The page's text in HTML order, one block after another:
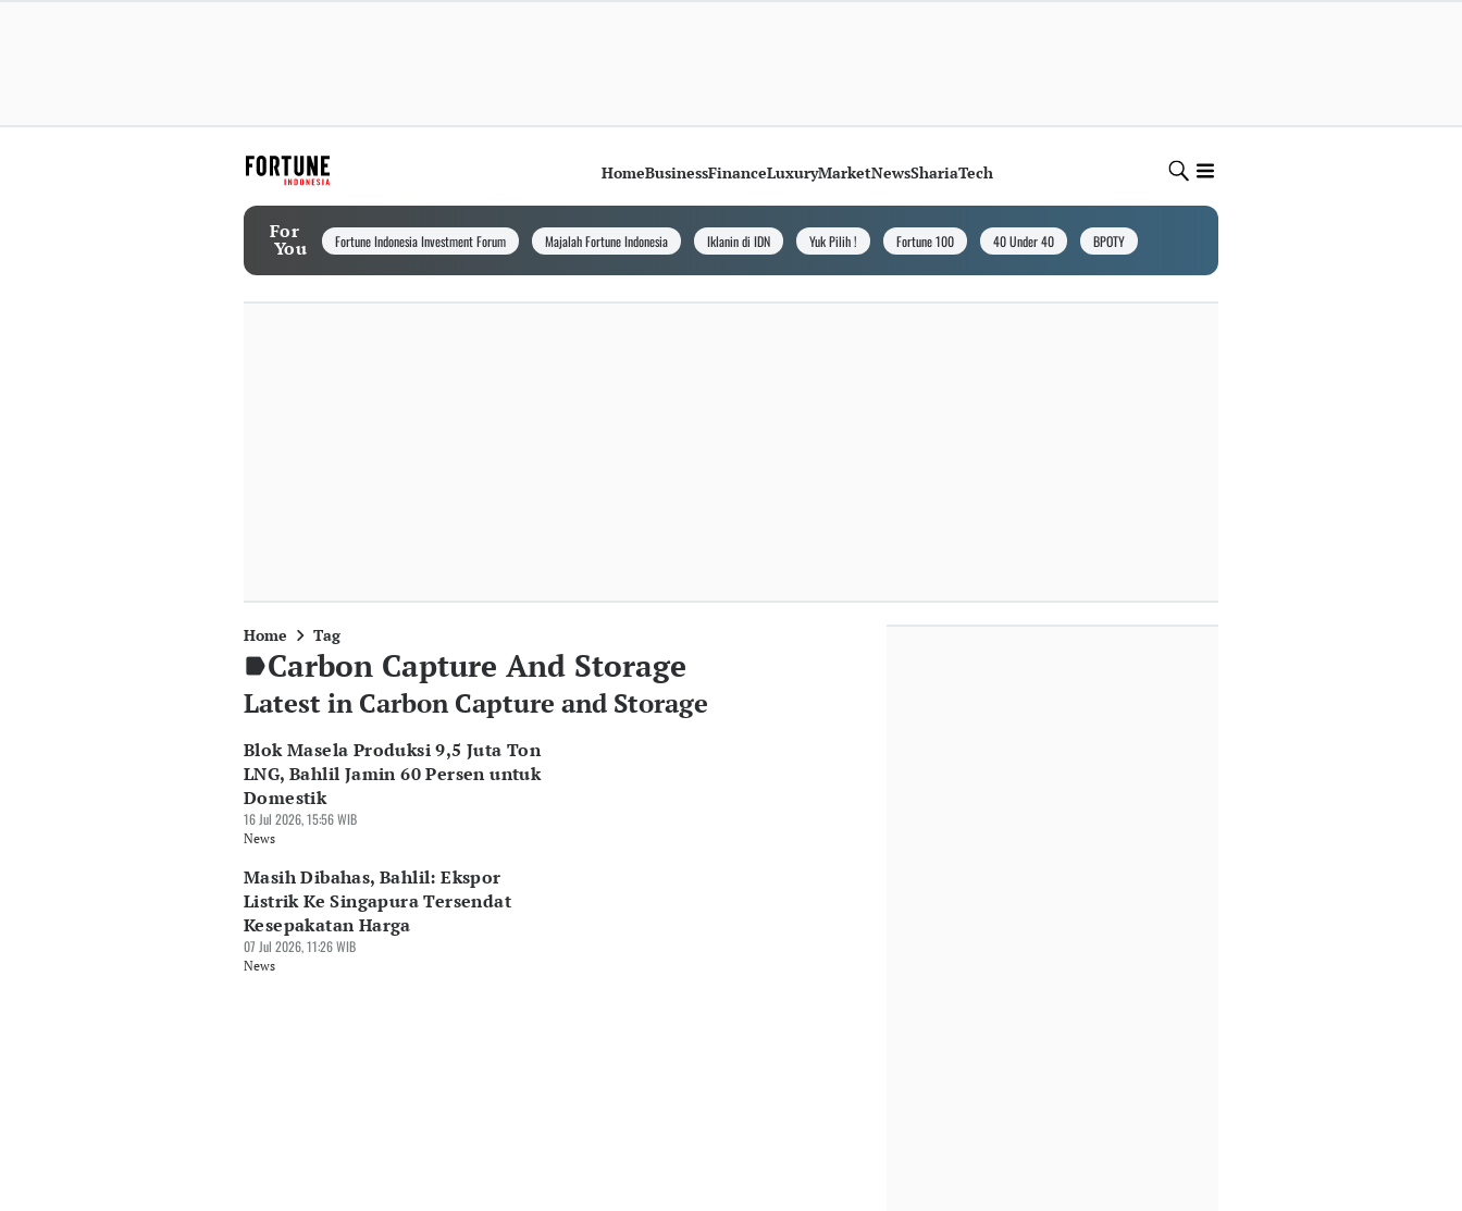
HomeBusinessFinanceLuxuryMarketNewsShariaTech
For
You Fortune Indonesia Investment Forum Majalah Fortune Indonesia Iklanin di IDN Yuk Pilih ! Fortune 100 40 Under 40 BPOTY
Home Tag
Carbon Capture And Storage
Latest in Carbon Capture and Storage
Blok Masela Produksi 9,5 Juta Ton
LNG, Bahlil Jamin 60 Persen untuk
Domestik
16 Jul 2026, 15:56 WIB
News
Masih Dibahas, Bahlil: Ekspor
Listrik Ke Singapura Tersendat
Kesepakatan Harga
07 Jul 2026, 11:26 WIB
News